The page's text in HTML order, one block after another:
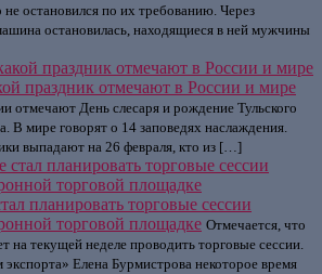
не остановился по их требованию. Через
остановилась, находящиеся в ней мужчины
праздник отмечают в России и мире
отмечают День слесаря и рождение Тульского
В мире говорят о 14 заповедях наслаждения.
выпадают на 26 февраля, кто из […]
планировать торговые сессии
торговой площадке Отмечается, что
на текущей неделе проводить торговые сессии.
Елена Бурмистрова некоторое время